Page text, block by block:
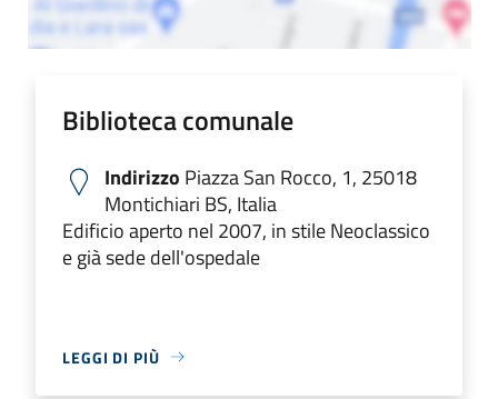
Biblioteca comunale
Indirizzo Piazza San Rocco, 1, 25018
Montichiari BS, Italia
Edificio aperto nel 2007, in stile Neoclassico
e già sede dell'ospedale
LEGGI DI PIÙ